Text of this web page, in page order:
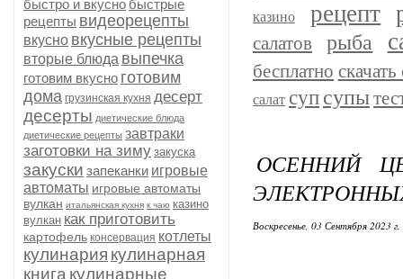
быстро и вкусно быстрые
рецепты видеорецепты
вкусно вкусные рецепты
вторые блюда выпечка
готовим вкусно готовим
дома грузинская кухня десерт
десерты диетические блюда
диетические рецепты завтраки
заготовки на зиму закуска
закуски запеканки игровые
автоматы игровые автоматы
вулкан итальянская кухня к чаю казино
вулкан как приготовить
картофель консервация котлеты
кулинария кулинарная
книга кулинарные
казино рецепт
салатов рыба
бесплатно
салат суп супы
ОСЕННИЙ
Воскресенье, 03 Сентября 2023